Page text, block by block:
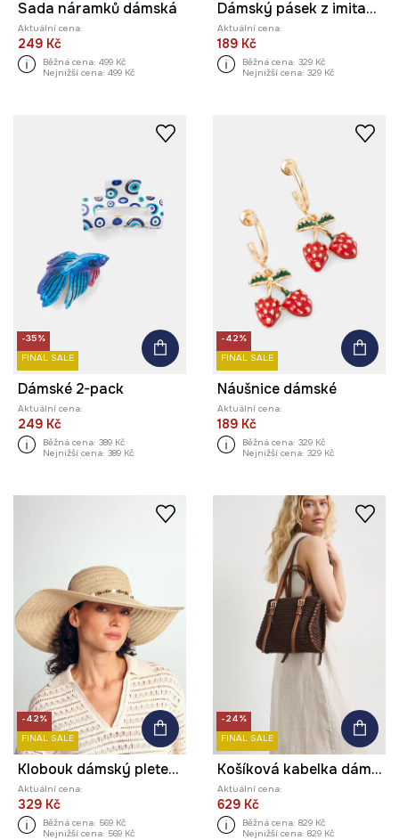
Sada náramků dámská
Aktuální cena:
249 Kč
Běžná cena: 499 Kč
Nejnižší cena: 499 Kč
Dámský pásek z imitace semiše
Aktuální cena:
189 Kč
Běžná cena: 329 Kč
Nejnižší cena: 329 Kč
-35%
FINAL SALE
Dámské 2-pack
Aktuální cena:
249 Kč
Běžná cena: 389 Kč
Nejnižší cena: 389 Kč
-42%
FINAL SALE
Náušnice dámské
Aktuální cena:
189 Kč
Běžná cena: 329 Kč
Nejnižší cena: 329 Kč
-42%
FINAL SALE
Klobouk dámský pletený
Aktuální cena:
329 Kč
Běžná cena: 569 Kč
Nejnižší cena: 569 Kč
-24%
FINAL SALE
Košíková kabelka dámská pletená
Aktuální cena:
629 Kč
Běžná cena: 829 Kč
Nejnižší cena: 829 Kč